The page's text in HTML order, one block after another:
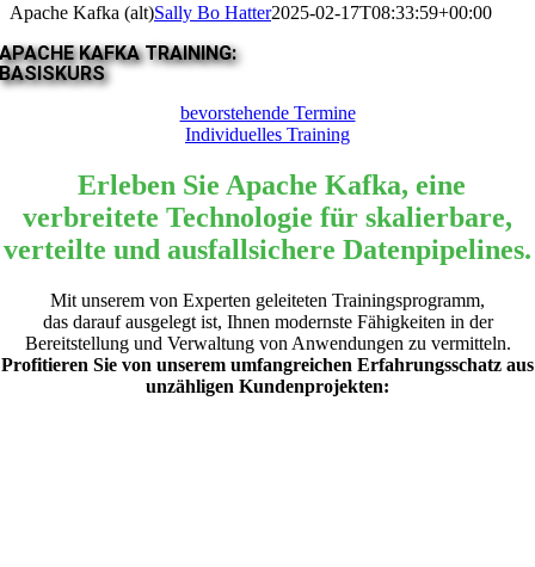
Apache Kafka (alt)Sally Bo Hatter2025-02-17T08:33:59+00:00
APACHE KAFKA TRAINING:
BASISKURS
bevorstehende Termine
Individuelles Training
Erleben Sie Apache Kafka, eine
verbreitete Technologie für skalierbare,
verteilte und ausfallsichere Datenpipelines.
Mit unserem von Experten geleiteten Trainingsprogramm,
das darauf ausgelegt ist, Ihnen modernste Fähigkeiten in der
Bereitstellung und Verwaltung von Anwendungen zu vermitteln.
Profitieren Sie von unserem umfangreichen Erfahrungsschatz aus
unzähligen Kundenprojekten: